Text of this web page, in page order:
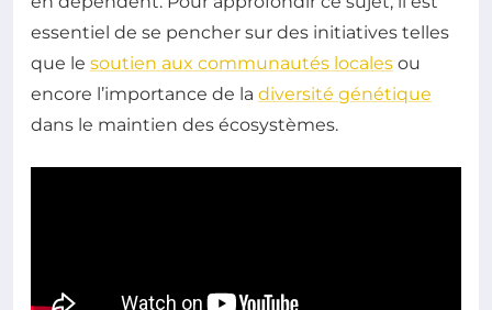
essentiel de se pencher sur des initiatives telles
que le soutien aux communautés locales ou
encore l’importance de la diversité génétique
dans le maintien des écosystèmes.